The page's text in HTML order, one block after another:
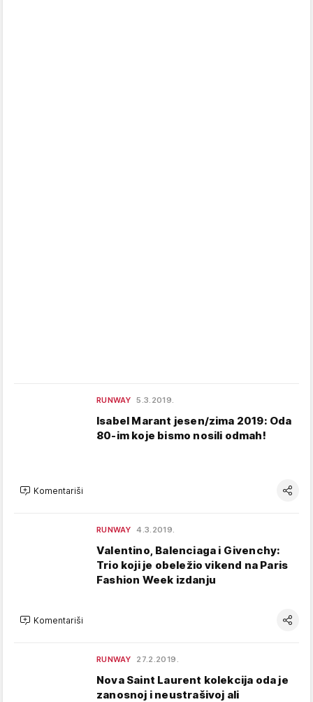
RUNWAY 5.3.2019.
Isabel Marant jesen/zima 2019: Oda
80-im koje bismo nosili odmah!
Komentariši
RUNWAY 4.3.2019.
Valentino, Balenciaga i Givenchy:
Trio koji je obeležio vikend na Paris
Fashion Week izdanju
Komentariši
RUNWAY 27.2.2019.
Nova Saint Laurent kolekcija oda je
zanosnoj i neustrašivoj ali